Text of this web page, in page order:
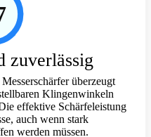
zuverlässig
überzeugt
Klingenwinkeln
effektive Schärfeleistung
auch wenn stark
werden müssen.